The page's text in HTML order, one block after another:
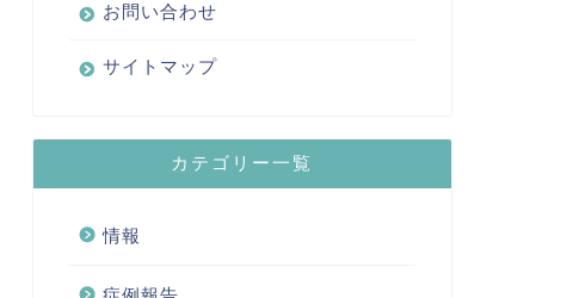
お問い合わせ
サイトマップ
カテゴリー一覧
情報